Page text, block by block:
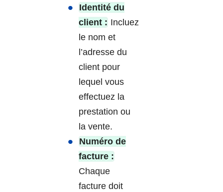
Identité du
client : Incluez
le nom et
l’adresse du
client pour
lequel vous
effectuez la
prestation ou
la vente.
Numéro de
facture :
Chaque
facture doit